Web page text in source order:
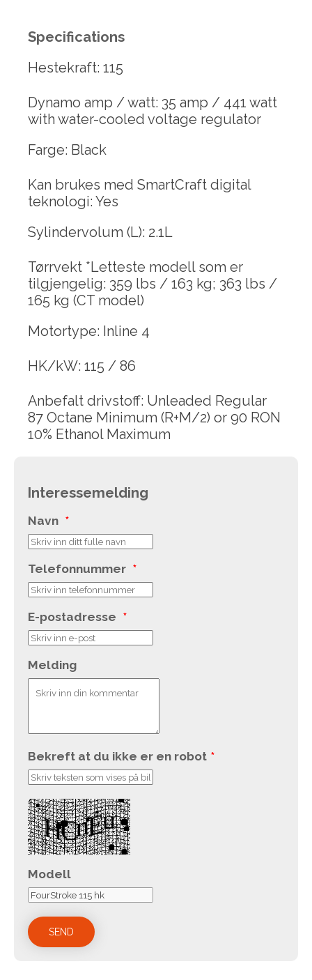
Specifications
Hestekraft: 115
Dynamo amp / watt: 35 amp / 441 watt
with water-cooled voltage regulator
Farge: Black
Kan brukes med SmartCraft digital
teknologi: Yes
Sylindervolum (L): 2.1L
Tørrvekt *Letteste modell som er
tilgjengelig: 359 lbs / 163 kg; 363 lbs /
165 kg (CT model)
Motortype: Inline 4
HK/kW: 115 / 86
Anbefalt drivstoff: Unleaded Regular
87 Octane Minimum (R+M/2) or 90 RON
10% Ethanol Maximum
Interessemelding
Navn *
Telefonnummer *
E-postadresse *
Melding
Bekreft at du ikke er en robot *
Modell